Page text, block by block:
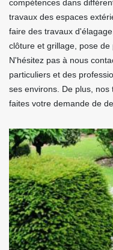
compétences dans
travaux des espaces
faire des travaux
clôture et grillage, pose de
N'hésitez pas à nous
particuliers et des
ses environs. De plus,
faites votre demande de